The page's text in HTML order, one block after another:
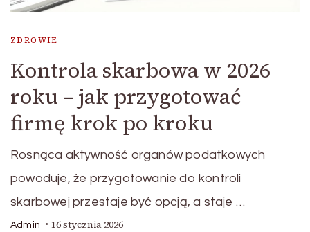
ZDROWIE
Kontrola skarbowa w 2026
roku – jak przygotować
firmę krok po kroku
Rosnąca aktywność organów podatkowych
powoduje, że przygotowanie do kontroli
skarbowej przestaje być opcją, a staje …
Admin 16 stycznia 2026